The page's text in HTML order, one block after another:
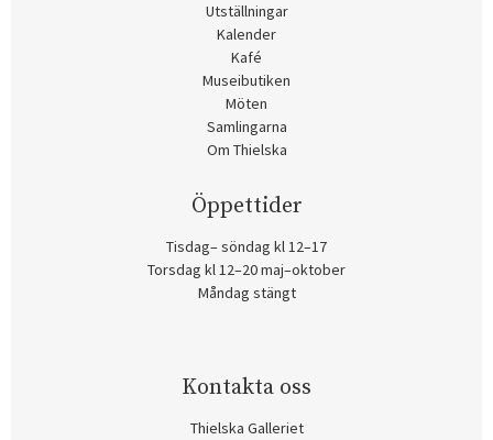
Utställningar
Kalender
Kafé
Museibutiken
Möten
Samlingarna
Om Thielska
Öppettider
Tisdag– söndag kl 12–17
Torsdag kl 12–20 maj–oktober
Måndag stängt
Kontakta oss
Thielska Galleriet